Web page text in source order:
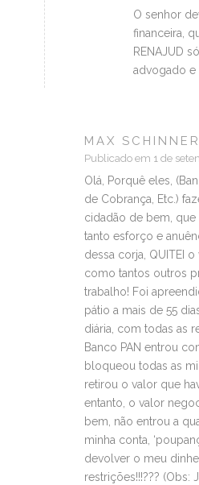
O senhor
financeira,
RENAJUD
advogado e
MAX SCHINNER
Publicado em 1 de
Olá, Porquê eles,
de Cobrança, Etc.)
cidadão de bem, que
tanto esforço e
dessa corja, QUITEI
como tantos outros
trabalho! Foi
pátio a mais de 55
diária, com todas as
Banco PAN entrou
bloqueou todas as
retirou o valor que
entanto, o valor
bem, não entrou a
minha conta,
devolver o meu
restrições!!!???